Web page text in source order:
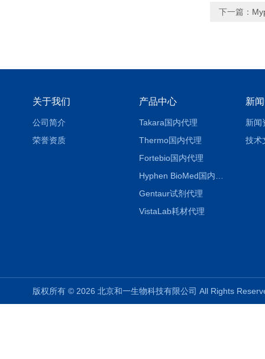
下一篇：
关于我们
公司简介
荣誉资质
产品中心
Takara国内代理
Thermo国内代理
Fortebio国内代理
Gentaur试剂代理
VistaLab耗材代理
新
新闻
技术
版权所有 © 2026 北京和一生物科技有限公司 All Rights